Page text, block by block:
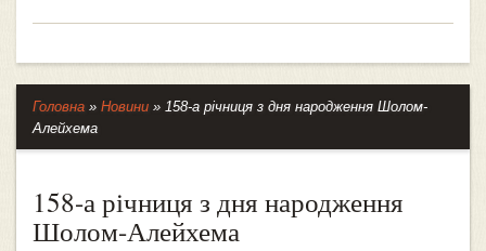
Головна » Новини » 158-а річниця з дня народження Шолом-
Алейхема
158-а річниця з дня народження
Шолом-Алейхема